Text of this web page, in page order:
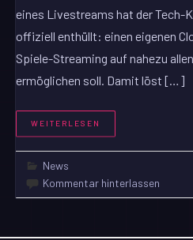
eines Livestreams hat der Tech-
offiziell enthüllt: einen eigenen
Spiele-Streaming auf nahezu
ermöglichen soll. Damit löst […]
WEITERLESEN
News
Kommentar hinterlassen